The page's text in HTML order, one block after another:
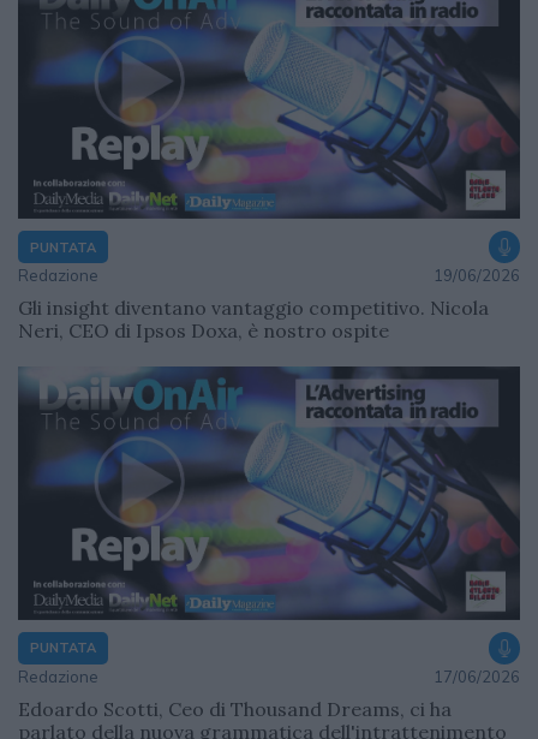
PUNTATA
Redazione 19/06/2026
Gli insight diventano vantaggio competitivo. Nicola
Neri, CEO di Ipsos Doxa, è nostro ospite
PUNTATA
Redazione 17/06/2026
Edoardo Scotti, Ceo di Thousand Dreams, ci ha
parlato della nuova grammatica dell'intrattenimento